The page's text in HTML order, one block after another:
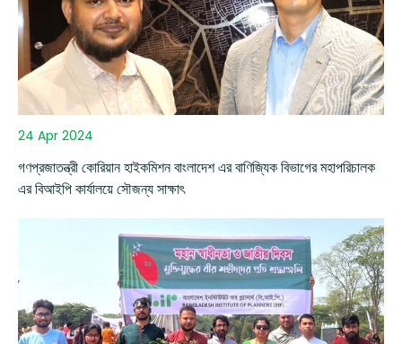
24 Apr 2024
গণপ্রজাতন্ত্রী কোরিয়ান হাইকমিশন বাংলাদেশ এর বাণিজ্যিক বিভাগের মহাপরিচালক
এর বিআইপি কার্যালয়ে সৌজন্য সাক্ষাৎ